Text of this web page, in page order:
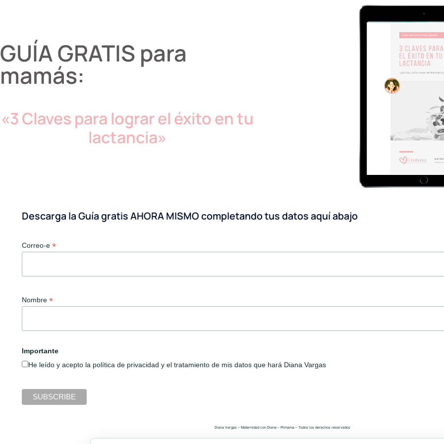
GUÍA GRATIS para
mamás:
«3 Claves para lograr el éxito en tu
lactancia»
Descarga la Guía gratis AHORA MISMO completando tus datos aquí abajo
Correo-e *
Nombre *
Importante
He leído y acepto la política de privacidad y el tratamiento de mis datos que hará Diana Vargas
Diana Vargas – Maternidad con Diana – Pilmama – Todos los derechos reservados